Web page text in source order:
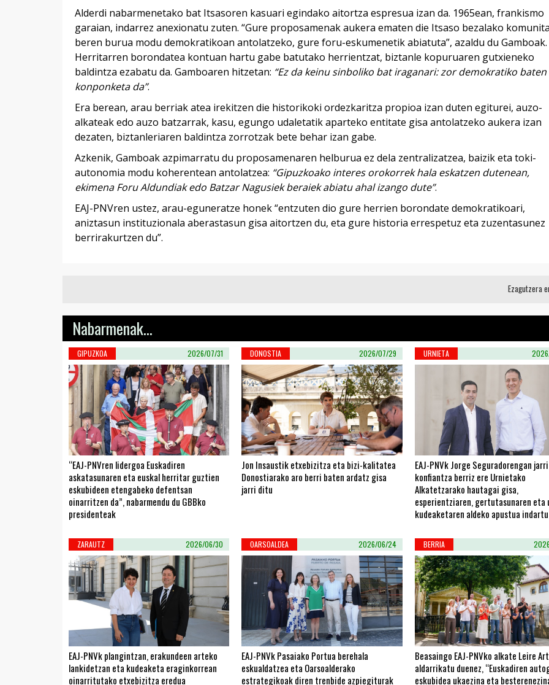
Alderdi nabarmenetako bat Itsasoren kasuari egindako aitortza espresua izan da. 1965ean, frankismo
garaian, indarrez anexionatu zuten. “Gure proposamenak aukera ematen die Itsaso bezalako
beren burua modu demokratikoan antolatzeko, gure foru-eskumenetik abiatuta”, azaldu du Gamboak.
Herritarren borondatea kontuan hartu gabe batutako herrientzat, biztanle kopuruaren gutxieneko
baldintza ezabatu da. Gamboaren hitzetan: “Ez da keinu sinboliko bat iraganari: zor demokratiko baten
konponketa da”.
Era berean, arau berriak atea irekitzen die historikoki ordezkaritza propioa izan duten egiturei, auzo-
alkateak edo auzo batzarrak, kasu, egungo udaletatik aparteko entitate gisa antolatzeko aukera izan
dezaten, biztanleriaren baldintza zorrotzak bete behar izan gabe.
Azkenik, Gamboak azpimarratu du proposamenaren helburua ez dela zentralizatzea, baizik eta toki-
autonomia modu koherentean antolatzea: “Gipuzkoako interes orokorrek hala eskatzen dutenean,
ekimena Foru Aldundiak edo Batzar Nagusiek beraiek abiatu ahal izango dute”.
EAJ-PNVren ustez, arau-eguneratze honek “entzuten dio gure herrien borondate demokratikoari,
aniztasun instituzionala aberastasun gisa aitortzen du, eta gure historia errespetuz eta zuzentasunez
berrirakurtzen du”.
Ezagutzera
Nabarmenak...
GIPUZKOA 2026/07/31
“EAJ-PNVren lidergoa Euskadiren
askatasunaren eta euskal herritar guztien
eskubideen etengabeko defentsan
oinarritzen da”, nabarmendu du GBBko
presidenteak
DONOSTIA 2026/07/29
Jon Insaustik etxebizitza eta bizi-kalitatea
Donostiarako aro berri baten ardatz gisa
jarri ditu
URNIETA
EAJ-PNVk Jorge Seguradorengan
konfiantza berriz ere Urnietako
Alkatetzarako hautagai gisa,
esperientziaren, gertutasunaren eta
kudeaketaren aldeko apustua
ZARAUTZ 2026/06/30
EAJ-PNVk plangintzan, erakundeen arteko
lankidetzan eta kudeaketa eraginkorrean
oinarritutako etxebizitza eredua
OARSOALDEA 2026/06/24
EAJ-PNVk Pasaiako Portua berehala
eskualdatzea eta Oarsoalderako
estrategikoak diren trenbide azpiegiturak
BERRIA
Beasaingo EAJ-PNVko alkate Leire
aldarrikatu duenez, “Euskadiren
eskubidea ukaezina eta